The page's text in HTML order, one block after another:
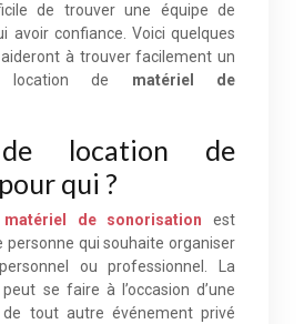
de trouver une équipe de
avoir confiance. Voici quelques
à trouver facilement un
location de matériel de
location de
qui ?
de sonorisation est
personne qui souhaite organiser
ou professionnel. La
se faire à l’occasion d’une
tout autre événement privé